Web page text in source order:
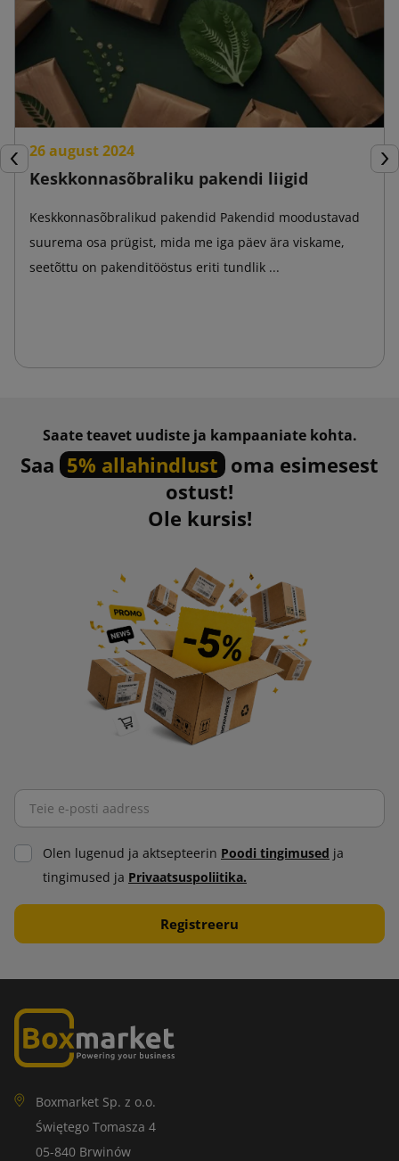
Eelmine
26 august 2024
Keskkonnasõbraliku pakendi liigid
Keskkonnasõbralikud pakendid Pakendid moodustavad
suurema osa prügist, mida me iga päev ära viskame,
seetõttu on pakenditööstus eriti tundlik ...
Saate teavet uudiste ja kampaaniate kohta.
Saa 5% allahindlust oma esimesest
ostust!
Ole kursis!
Olen lugenud ja aktsepteerin Poodi tingimused ja
tingimused ja Privaatsuspoliitika.
Boxmarket Sp. z o.o.
Świętego Tomasza 4
05-840 Brwinów